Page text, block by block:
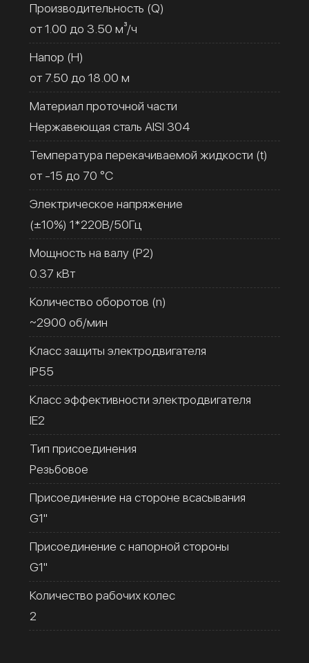
Производительность (Q)
от 1.00 до 3.50 м³/ч
Напор (H)
от 7.50 до 18.00 м
Материал проточной части
Нержавеющая сталь AISI 304
Температура перекачиваемой жидкости (t)
от -15 до 70 °C
Электрическое напряжение
(±10%) 1*220В/50Гц
Мощность на валу (Р2)
0.37 кВт
Количество оборотов (n)
~2900 об/мин
Класс защиты электродвигателя
IP55
Класс эффективности электродвигателя
IE2
Тип присоединения
Резьбовое
Присоединение на стороне всасывания
G1''
Присоединение с напорной стороны
G1''
Количество рабочих колес
2